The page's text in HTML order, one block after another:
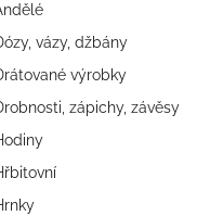
vázy, džbány
výrobky
zápichy, závěsy